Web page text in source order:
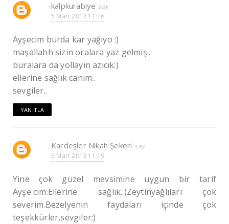
kalpkurabiye
5 Mart 2013 11:16
Ayşecim burda kar yağıyo :)
maşallahh sizin oralara yaz gelmiş..
buralara da yollayın azıcık:)
ellerine sağlık canım..
sevgiler..
YANITLA
Kardeşler Nikah Şekeri
5 Mart 2013 11:19
Yine çok güzel mevsimine uygun bir tarif
Ayşe'cim.Ellerine sağlık.:)Zeytinyağlıları çok
severim.Bezelyenin faydaları içinde çok
teşekkürler,sevgiler:)